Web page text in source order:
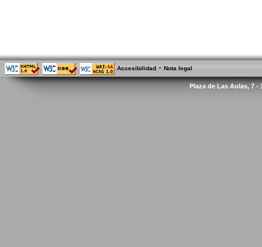
Accesibilidad - Nota legal
Plaza de Las Aulas, 7 -